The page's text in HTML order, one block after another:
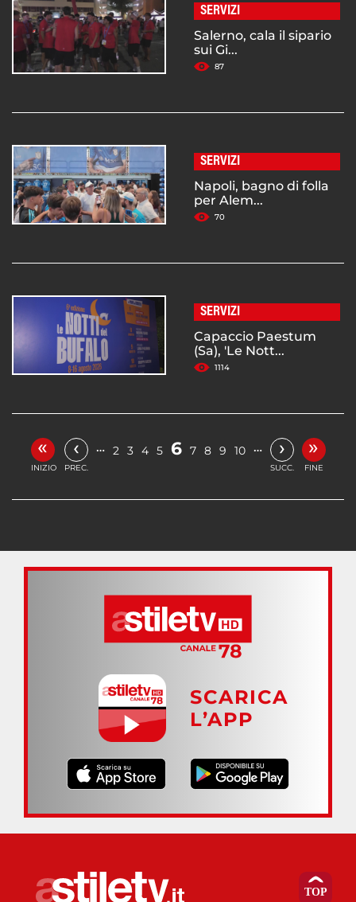
SERVIZI
Salerno, cala il sipario
sui Gi...
87
SERVIZI
Napoli, bagno di folla
per Alem...
70
SERVIZI
Capaccio Paestum
(Sa), 'Le Nott...
1114
«
INIZIO
‹
PREC.
… 2 3 4 5 6 7 8 9 10 … ›
SUCC.
»
FINE
SCARICA
L’APP